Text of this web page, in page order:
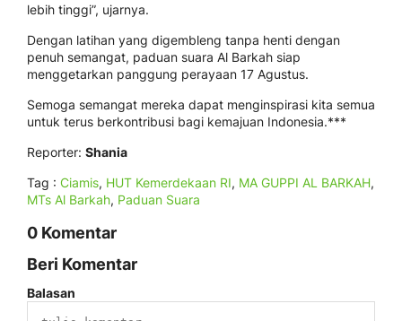
lebih tinggi”, ujarnya.
Dengan latihan yang digembleng tanpa henti dengan
penuh semangat, paduan suara Al Barkah siap
menggetarkan panggung perayaan 17 Agustus.
Semoga semangat mereka dapat menginspirasi kita semua
untuk terus berkontribusi bagi kemajuan Indonesia.***
Reporter: Shania
Tag : Ciamis, HUT Kemerdekaan RI, MA GUPPI AL BARKAH,
MTs Al Barkah, Paduan Suara
0 Komentar
Beri Komentar
Balasan